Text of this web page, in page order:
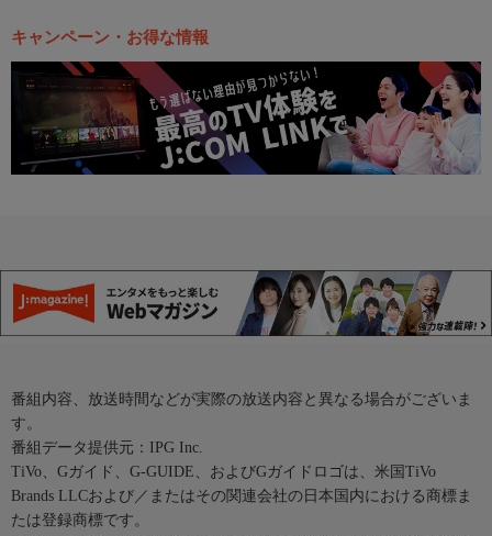
キャンペーン・お得な情報
番組内容、放送時間などが実際の放送内容と異なる場合がございま
す。
番組データ提供元：IPG Inc.
TiVo、Gガイド、G-GUIDE、およびGガイドロゴは、米国TiVo
Brands LLCおよび／またはその関連会社の日本国内における商標ま
たは登録商標です。